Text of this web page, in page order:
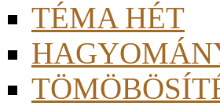
TÉMA HÉT